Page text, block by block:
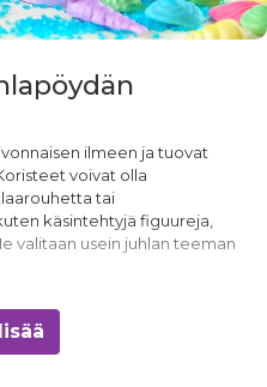
ilmeen ja tuovat
voivat olla
tai
käsintehtyjä figuureja,
valitaan usein juhlan teeman